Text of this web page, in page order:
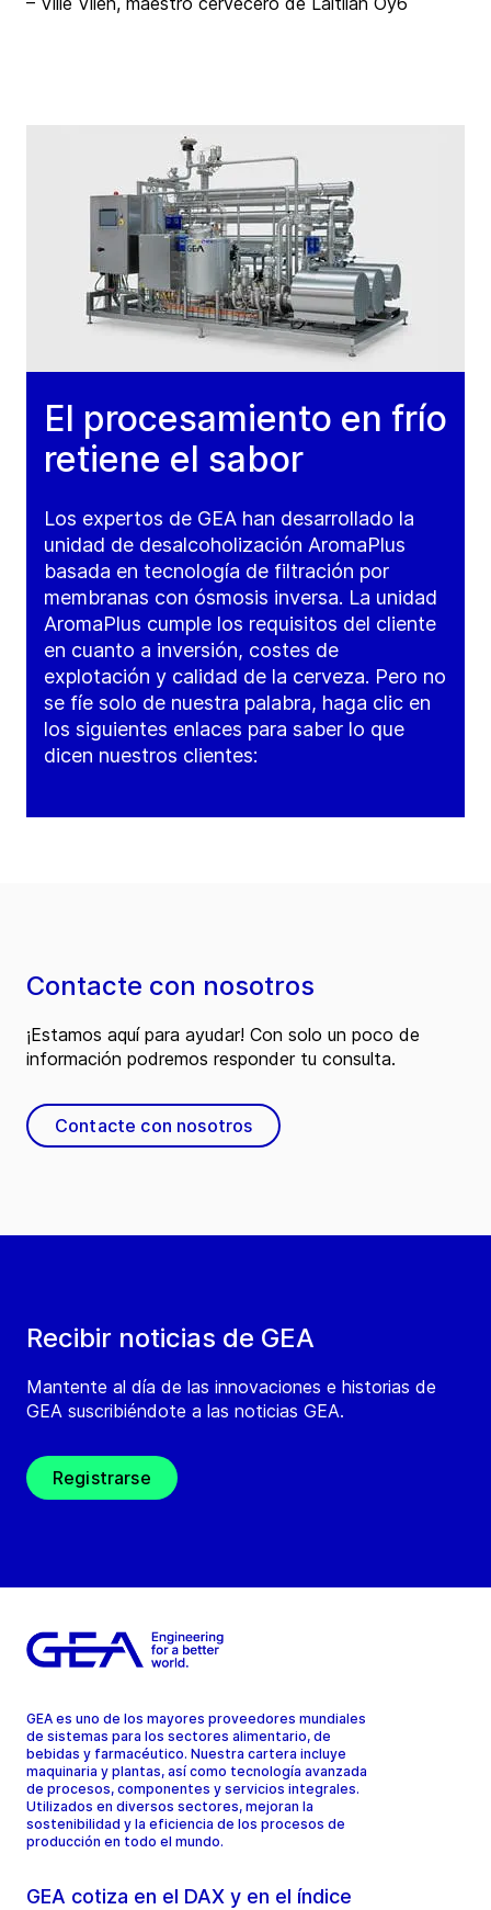
El procesamiento en frío
retiene el sabor
Los expertos de GEA han desarrollado la
unidad de desalcoholización AromaPlus
basada en tecnología de filtración por
membranas con ósmosis inversa. La unidad
AromaPlus cumple los requisitos del cliente
en cuanto a inversión, costes de
explotación y calidad de la cerveza. Pero no
se fíe solo de nuestra palabra, haga clic en
los siguientes enlaces para saber lo que
dicen nuestros clientes:
Recibir noticias de GEA
Mantente al día de las innovaciones e historias de
GEA suscribiéndote a las noticias GEA.
Registrarse
Contacte con nosotros
¡Estamos aquí para ayudar! Con solo un poco de
información podremos responder tu consulta.
Contacte con nosotros
GEA es uno de los mayores proveedores mundiales
de sistemas para los sectores alimentario, de
bebidas y farmacéutico. Nuestra cartera incluye
maquinaria y plantas, así como tecnología avanzada
de procesos, componentes y servicios integrales.
Utilizados en diversos sectores, mejoran la
sostenibilidad y la eficiencia de los procesos de
producción en todo el mundo.
GEA cotiza en el DAX y en el índice